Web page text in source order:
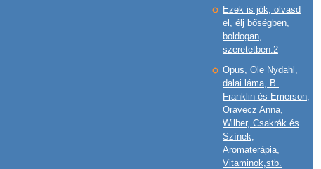
Ezek is jók, olvasd
el, élj bőségben,
boldogan,
szeretetben.2
Opus, Ole Nydahl,
dalai láma, B.
Franklin és Emerson,
Oravecz Anna,
Wilber, Csakrák és
Színek,
Aromaterápia,
Vitaminok,stb.